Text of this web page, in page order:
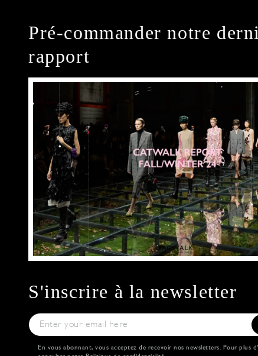
Pré-commander notre
rapport
S'inscrire à la newsletter
En vous abonnant, vous acceptez de recevoir nos newsletters. Pour plus